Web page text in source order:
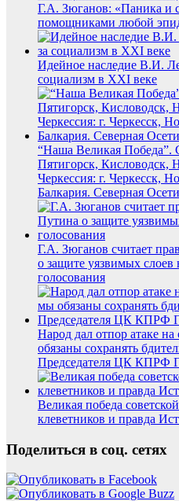
Г.А. Зюганов: «Паника и
помощниками любой
Идейное наследие В.И.
социализм в XXI веке
“Наша Великая Победа”.
Пятигорск, Кисловодск,
Черкессия: г. Черкесск,
Балкария. Северная
Г.А. Зюганов считает
о защите уязвимых слоев
голосования
Народ дал отпор атаке
обязаны сохранять
Председателя ЦК КПРФ
Великая победа
клеветников и правда
Поделиться в соц. сетях